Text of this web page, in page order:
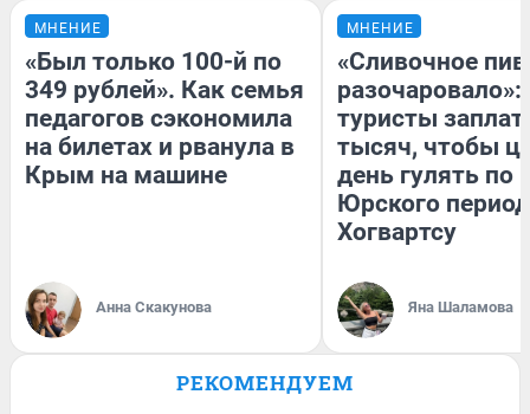
МНЕНИЕ
«Был только 100-й по
349 рублей». Как семья
педагогов сэкономила
на билетах и рванула в
Крым на машине
Анна Скакунова
МНЕНИЕ
«Сливочное
разочаровало»:
туристы
тысяч, чтобы
день гулять по
Юрского
Хогвартсу
Яна Шаламова
РЕКОМЕНДУЕМ